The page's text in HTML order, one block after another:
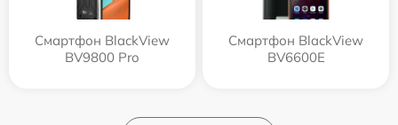
Смартфон BlackView
BV9800 Pro
Смартфон BlackView
BV6600E